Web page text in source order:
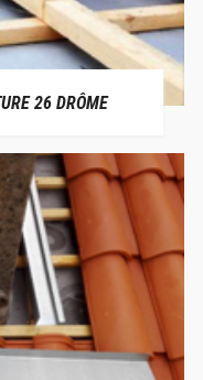
26 DRÔME